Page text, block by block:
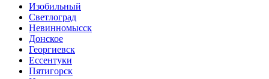
Изобильный
Светлоград
Невинномысск
Донское
Георгиевск
Ессентуки
Пятигорск